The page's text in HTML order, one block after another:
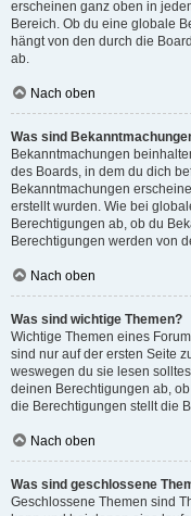
erscheinen ganz oben in
Bereich. Ob du eine globale
hängt von den durch die
ab.
Nach oben
Was sind
Bekanntmachungen
des Boards, in dem du dich
Bekanntmachungen
erstellt wurden. Wie bei
Berechtigungen ab, ob du
Berechtigungen werden von
Nach oben
Was sind wichtige Themen?
Wichtige Themen eines
sind nur auf der ersten Seite
weswegen du sie lesen
deinen Berechtigungen ab,
die Berechtigungen stellt die
Nach oben
Was sind geschlossene
Geschlossene Themen sind